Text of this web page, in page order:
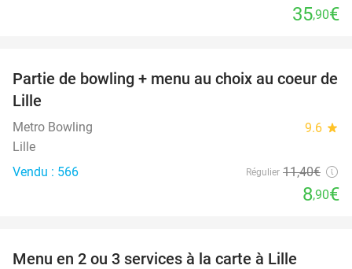
35,90€
22%
Partie de bowling + menu au choix au coeur de
Lille
Metro Bowling 9.6 star
Lille
Vendu : 566
Régulier 11,40€
8,90€
Menu en 2 ou 3 services à la carte à Lille